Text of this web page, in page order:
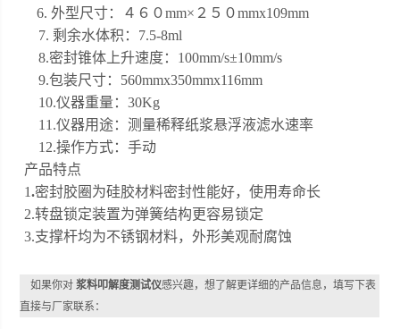
6. 外型尺寸：４６０mm×２５０mmx109mm
7. 剩余水体积：7.5-8ml
8.密封锥体上升速度：100mm/s±10mm/s
9.包装尺寸：560mmx350mmx116mm
10.仪器重量：30Kg
11.仪器用途：测量稀释纸浆悬浮液滤水速率
12.操作方式：手动
产品特点
1.密封胶圈为硅胶材料密封性能好，使用寿命长
2.转盘锁定装置为弹簧结构更容易锁定
3.支撑杆均为不锈钢材料，外形美观耐腐蚀
如果你对浆料叩解度测试仪感兴趣，想了解更详细的产品信息，填写下表
直接与厂家联系：